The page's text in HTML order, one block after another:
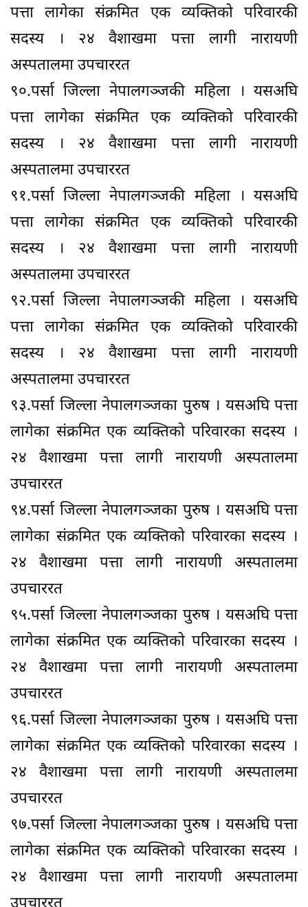
पत्ता लागेका संक्रमित एक व्यक्तिको परिवारकी
सदस्य । २४ वैशाखमा पत्ता लागी नारायणी
अस्पतालमा उपचाररत
९०.पर्सा जिल्ला नेपालगञ्जकी महिला । यसअघि
पत्ता लागेका संक्रमित एक व्यक्तिको परिवारकी
सदस्य । २४ वैशाखमा पत्ता लागी नारायणी
अस्पतालमा उपचाररत
९१.पर्सा जिल्ला नेपालगञ्जकी महिला । यसअघि
पत्ता लागेका संक्रमित एक व्यक्तिको परिवारकी
सदस्य । २४ वैशाखमा पत्ता लागी नारायणी
अस्पतालमा उपचाररत
९२.पर्सा जिल्ला नेपालगञ्जकी महिला । यसअघि
पत्ता लागेका संक्रमित एक व्यक्तिको परिवारकी
सदस्य । २४ वैशाखमा पत्ता लागी नारायणी
अस्पतालमा उपचाररत
९३.पर्सा जिल्ला नेपालगञ्जका पुरुष । यसअघि पत्ता
लागेका संक्रमित एक व्यक्तिको परिवारका सदस्य ।
२४ वैशाखमा पत्ता लागी नारायणी अस्पतालमा
उपचाररत
९४.पर्सा जिल्ला नेपालगञ्जका पुरुष । यसअघि पत्ता
लागेका संक्रमित एक व्यक्तिको परिवारका सदस्य ।
२४ वैशाखमा पत्ता लागी नारायणी अस्पतालमा
उपचाररत
९५.पर्सा जिल्ला नेपालगञ्जका पुरुष । यसअघि पत्ता
लागेका संक्रमित एक व्यक्तिको परिवारका सदस्य ।
२४ वैशाखमा पत्ता लागी नारायणी अस्पतालमा
उपचाररत
९६.पर्सा जिल्ला नेपालगञ्जका पुरुष । यसअघि पत्ता
लागेका संक्रमित एक व्यक्तिको परिवारका सदस्य ।
२४ वैशाखमा पत्ता लागी नारायणी अस्पतालमा
उपचाररत
९७.पर्सा जिल्ला नेपालगञ्जका पुरुष । यसअघि पत्ता
लागेका संक्रमित एक व्यक्तिको परिवारका सदस्य ।
२४ वैशाखमा पत्ता लागी नारायणी अस्पतालमा